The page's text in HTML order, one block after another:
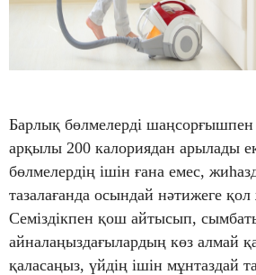
Барлық бөлмелерді
арқылы 200 калориядан арылады
бөлмелердің ішін ғана емес,
тазалағанда осындай нәтижеге қол
Семіздікпен қош айтысып,
айналаңыздағылардың көз алмай
қаласаңыз, үйдің ішін мұнтаздай